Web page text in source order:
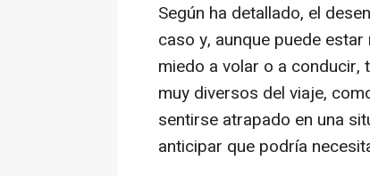
Según ha detallado, el
caso y, aunque puede
miedo a volar o a
muy diversos del viaje,
sentirse atrapado en una
anticipar que podría